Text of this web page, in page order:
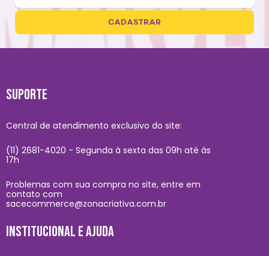
CADASTRAR
SUPORTE
Central de atendimento exclusivo do site:
(11) 2681-4020 - Segunda à sexta das 09h até às
17h
Problemas com sua compra no site, entre em
contato com
sacecommerce@zonacriativa.com.br
INSTITUCIONAL E AJUDA